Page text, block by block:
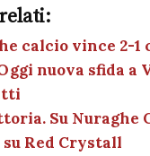
es
t A
p
p
g
calcio vince 2-1
nuova sfida a
Su Nuraghe
Red Crystall